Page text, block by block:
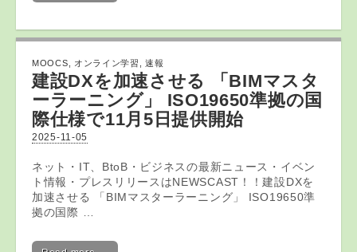
MOOCS オンライン学習 ,速報
建設DXを加速させる 「BIMマスタ
ーラーニング」 ISO19650準拠の国
際仕様で11月5日提供開始
2025-11-05
ネット・IT、BtoB・ビジネスの最新ニュース・イベン
ト情報・プレスリリースはNEWSCAST！！建設DXを
加速させる 「BIMマスターラーニング」 ISO19650準
拠の国際 …